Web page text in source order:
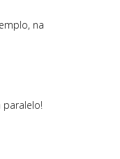
na
paralelo!